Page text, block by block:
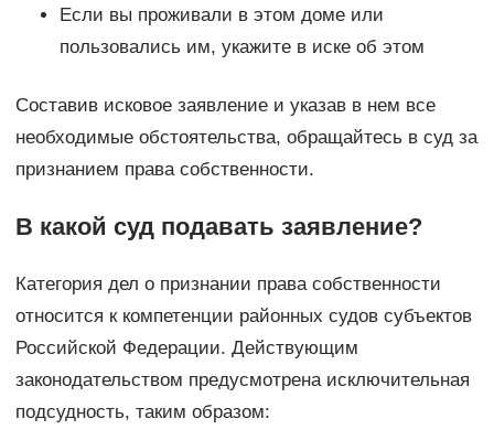
Если вы проживали в этом доме или
пользовались им, укажите в иске об этом
Составив исковое заявление и указав в нем все
необходимые обстоятельства, обращайтесь в суд за
признанием права собственности.
В какой суд подавать заявление?
Категория дел о признании права собственности
относится к компетенции районных судов субъектов
Российской Федерации. Действующим
законодательством предусмотрена исключительная
подсудность, таким образом: